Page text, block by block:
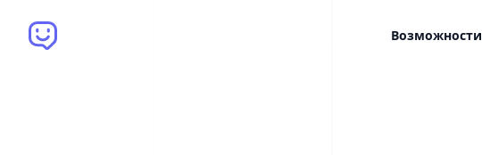
Brain Bot Возможности